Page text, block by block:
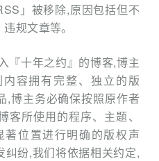
」被移除,原因包括但不
规文章等。
『十年之约』的博客,博主
容拥有完整、独立的版
,博主务必确保按照原作者
客所使用的程序、主题、
位置进行明确的版权声
纠纷,我们将依据相关约定,